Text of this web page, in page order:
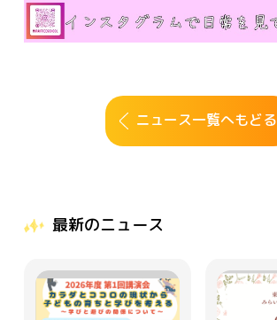
ニュース一覧へもどる
最新のニュース